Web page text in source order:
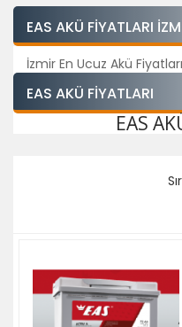
EAS AKÜ FIYATLARI
İzmir En Ucuz Akü
EAS AKÜ FIYATLARI
EAS